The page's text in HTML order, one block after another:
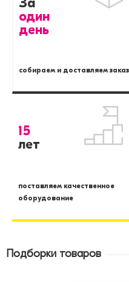
За
один
день
собираем и доставляем заказ
15
лет
поставляем качественное
оборудование
Подборки товаров